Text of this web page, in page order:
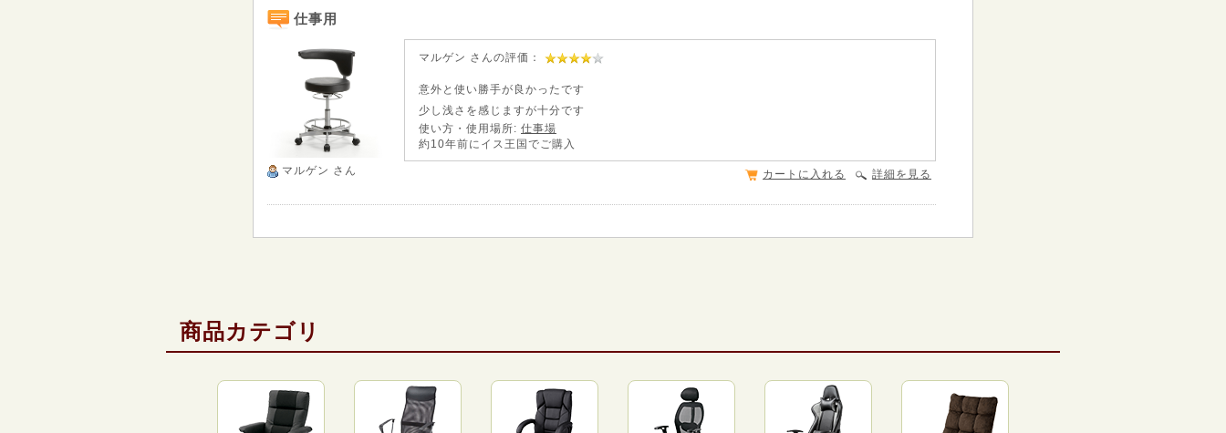
仕事用
マルゲン さん
マルゲン さんの評価：
意外と使い勝手が良かったです
少し浅さを感じますが十分です
使い方・使用場所: 仕事場
約10年前にイス王国でご購入
詳細を見る
カートに入れる
商品カテゴリ